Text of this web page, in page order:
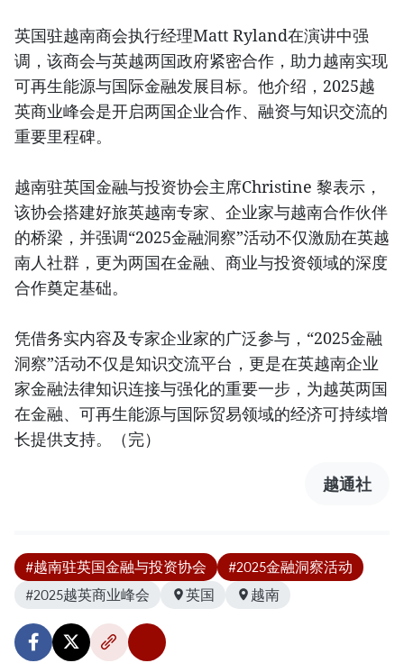
英国驻越南商会执行经理Matt Ryland在演讲中强
调，该商会与英越两国政府紧密合作，助力越南实现
可再生能源与国际金融发展目标。他介绍，2025越
英商业峰会是开启两国企业合作、融资与知识交流的
重要里程碑。
越南驻英国金融与投资协会主席Christine 黎表示，
该协会搭建好旅英越南专家、企业家与越南合作伙伴
的桥梁，并强调“2025金融洞察”活动不仅激励在英越
南人社群，更为两国在金融、商业与投资领域的深度
合作奠定基础。
凭借务实内容及专家企业家的广泛参与，“2025金融
洞察”活动不仅是知识交流平台，更是在英越南企业
家金融法律知识连接与强化的重要一步，为越英两国
在金融、可再生能源与国际贸易领域的经济可持续增
长提供支持。（完）
越通社
#越南驻英国金融与投资协会
#2025金融洞察活动
#2025越英商业峰会
英国 越南